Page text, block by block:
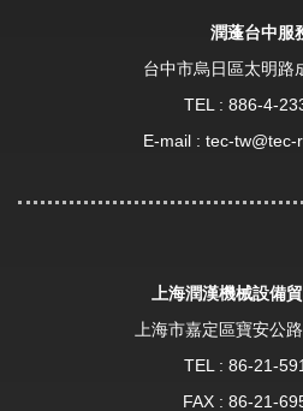
潤蓬台中服
台中市烏日區太明路
TEL : 886-4-
E-mail : tec-tw@tec-
上海潤漢機械設備
上海市嘉定區寶安公
TEL : 86-21-
FAX : 86-21-